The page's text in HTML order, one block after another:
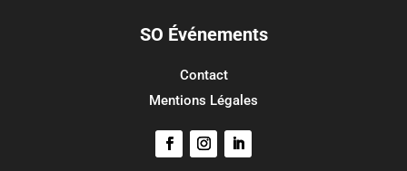
SO Événements
Contact
Mentions Légales